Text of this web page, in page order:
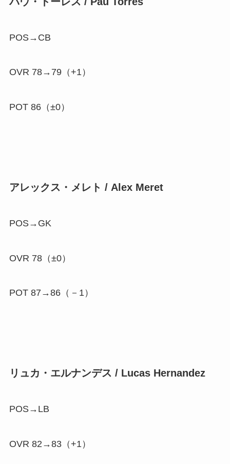
POS→CB
OVR 78→79（+1）
POT 86（±0）
アレックス・メレト / Alex Meret
POS→GK
OVR 78（±0）
POT 87→86（ －1）
リュカ・エルナンデス / Lucas Hernandez
POS→LB
OVR 82→83（+1 ）